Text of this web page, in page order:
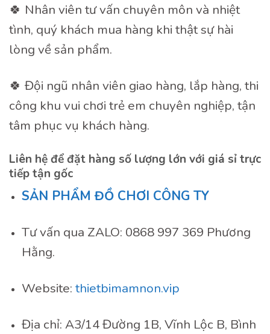
🍀 Nhân viên tư vấn chuyên môn và nhiệt
tình, quý khách mua hàng khi thật sự hài
lòng về sản phẩm.
🍀 Đội ngũ nhân viên giao hàng, lắp hàng, thi
công khu vui chơi trẻ em chuyên nghiệp, tận
tâm phục vụ khách hàng.
Liên hệ để đặt hàng số lượng lớn với giá sỉ trực
tiếp tận gốc
SẢN PHẨM ĐỒ CHƠI CÔNG TY
Tư vấn qua ZALO: 0868 997 369 Phương
Hằng.
Website: thietbimamnon.vip
Địa chỉ: A3/14 Đường 1B, Vĩnh Lộc B, Bình